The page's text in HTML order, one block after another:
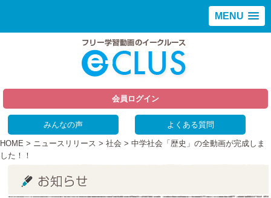
MENU
会員ログイン
みんなの声 よくある質問
HOME > ニュースリリース > 社会 > 中学社会「歴史」の全動画が完成しま
した！！